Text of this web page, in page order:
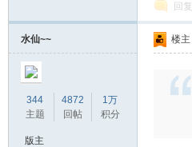
回复
水仙~~
344
主题
4872
回帖
1万
积分
版主
楼主